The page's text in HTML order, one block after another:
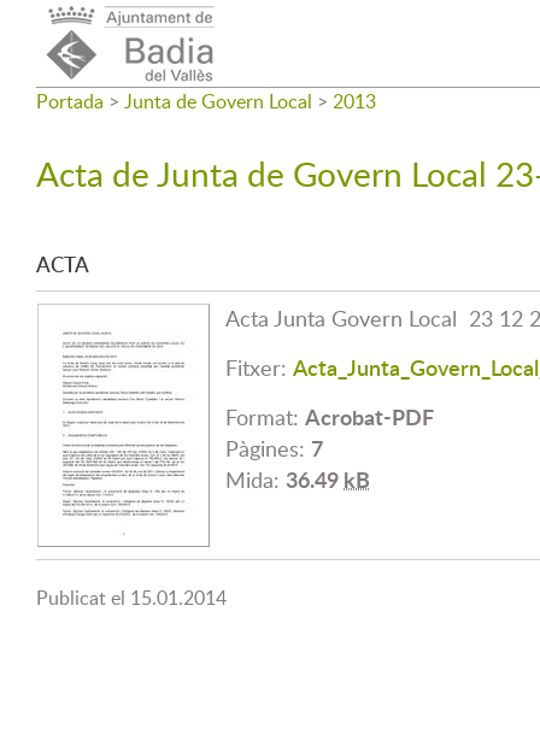
Portada > Junta de Govern Local > 2013
Acta de Junta de Govern Local
ACTA
Acta Junta Govern Local 23 12
Fitxer:
Format: Acrobat-PDF
Pàgines: 7
Mida: 36.49kB
Publicat el 15.01.2014